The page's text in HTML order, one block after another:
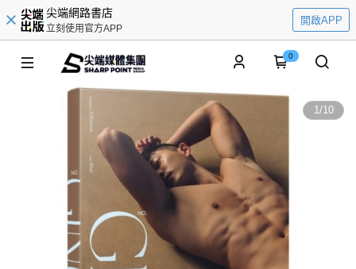
尖端網路書店
立刻使用官方APP
開啟APP
0
1/10